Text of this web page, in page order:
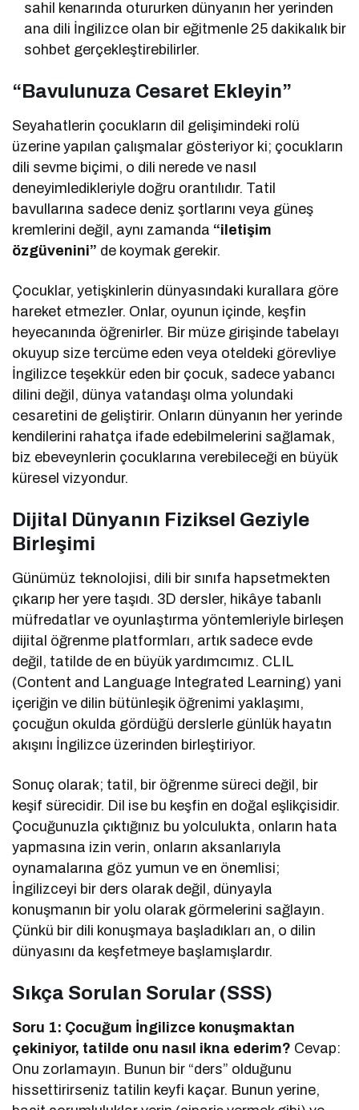
sahil kenarında otururken dünyanın her yerinden
ana dili İngilizce olan bir eğitmenle 25 dakikalık bir
sohbet gerçekleştirebilirler.
“Bavulunuza Cesaret Ekleyin”
Seyahatlerin çocukların dil gelişimindeki rolü
üzerine yapılan çalışmalar gösteriyor ki; çocukların
dili sevme biçimi, o dili nerede ve nasıl
deneyimledikleriyle doğru orantılıdır. Tatil
bavullarına sadece deniz şortlarını veya güneş
kremlerini değil, aynı zamanda “iletişim
özgüvenini” de koymak gerekir.
Çocuklar, yetişkinlerin dünyasındaki kurallara göre
hareket etmezler. Onlar, oyunun içinde, keşfin
heyecanında öğrenirler. Bir müze girişinde tabelayı
okuyup size tercüme eden veya oteldeki görevliye
İngilizce teşekkür eden bir çocuk, sadece yabancı
dilini değil, dünya vatandaşı olma yolundaki
cesaretini de geliştirir. Onların dünyanın her yerinde
kendilerini rahatça ifade edebilmelerini sağlamak,
biz ebeveynlerin çocuklarına verebileceği en büyük
küresel vizyondur.
Dijital Dünyanın Fiziksel Geziyle
Birleşimi
Günümüz teknolojisi, dili bir sınıfa hapsetmekten
çıkarıp her yere taşıdı. 3D dersler, hikâye tabanlı
müfredatlar ve oyunlaştırma yöntemleriyle birleşen
dijital öğrenme platformları, artık sadece evde
değil, tatilde de en büyük yardımcımız. CLIL
(Content and Language Integrated Learning) yani
içeriğin ve dilin bütünleşik öğrenimi yaklaşımı,
çocuğun okulda gördüğü derslerle günlük hayatın
akışını İngilizce üzerinden birleştiriyor.
Sonuç olarak; tatil, bir öğrenme süreci değil, bir
keşif sürecidir. Dil ise bu keşfin en doğal eşlikçisidir.
Çocuğunuzla çıktığınız bu yolculukta, onların hata
yapmasına izin verin, onların aksanlarıyla
oynamalarına göz yumun ve en önemlisi;
İngilizceyi bir ders olarak değil, dünyayla
konuşmanın bir yolu olarak görmelerini sağlayın.
Çünkü bir dili konuşmaya başladıkları an, o dilin
dünyasını da keşfetmeye başlamışlardır.
Sıkça Sorulan Sorular (SSS)
Soru 1: Çocuğum İngilizce konuşmaktan
çekiniyor, tatilde onu nasıl ikna ederim? Cevap:
Onu zorlamayın. Bunun bir “ders” olduğunu
hissettirirseniz tatilin keyfi kaçar. Bunun yerine,